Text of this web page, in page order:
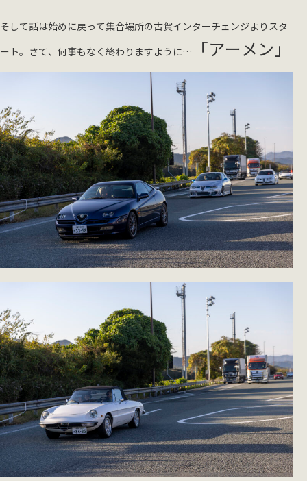
そして話は始めに戻って集合場所の古賀インターチェンジよりスタ
ート。さて、何事もなく終わりますように… 「アーメン」